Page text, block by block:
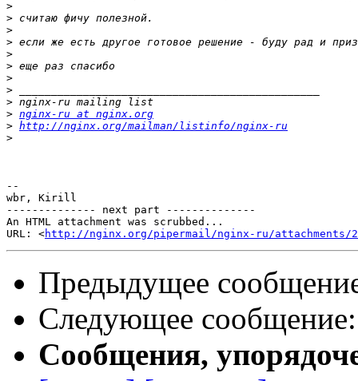
>
>
>
>
>
>
>
>
>
> nginx-ru at nginx.org
> http://nginx.org/mailman/listinfo/nginx-ru
>
--
wbr, Kirill
-------------- next part --------------
An HTML attachment was scrubbed...
URL: <http://nginx.org/pipermail/nginx-ru/attachments/
Предыдущее
Следующее
Сообщения,